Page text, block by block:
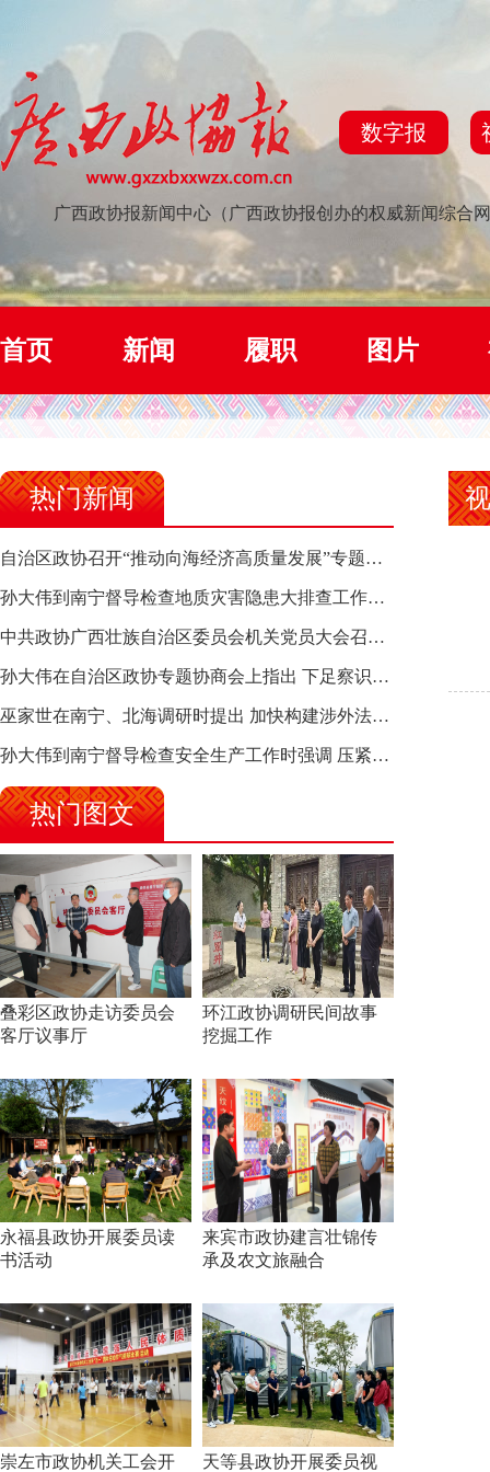
数字报
广西政协报新闻中心（广西政协报创办的权威新闻综合
首页 新闻 履职 图片
热门新闻
自治区政协召开“推动向海经济高质量发展”专题调研座谈会 钱学明出席并讲话
孙大伟到南宁督导检查地质灾害隐患大排查工作时强调 筑牢地质灾害安全防线 全力保障人民群众生命财产安全
中共政协广西壮族自治区委员会机关党员大会召开 选举产生新一届机关党委、机关纪委
孙大伟在自治区政协专题协商会上指出 下足察识谋督之功 恪尽服务大局之责 助推有色金属、关键金属产业高质量发展
巫家世在南宁、北海调研时提出 加快构建涉外法律供给集群 护航向海经济高质量发展
孙大伟到南宁督导检查安全生产工作时强调 压紧压实责任 狠抓隐患整治 坚决筑牢安全生产防线
热门图文
叠彩区政协走访委员会
客厅议事厅
环江政协调研民间故事
挖掘工作
永福县政协开展委员读
书活动
来宾市政协建言壮锦传
承及农文旅融合
崇左市政协机关工会开
天等县政协开展委员视